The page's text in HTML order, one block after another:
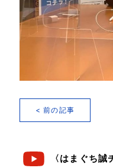
< 前の記事
〈はまぐち